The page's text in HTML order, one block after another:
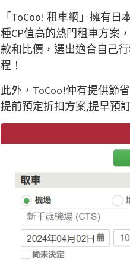
「ToCoo! 租車網」擁有日
種CP值高的熱門租車方案
款和比價，選出適合自己
程！
此外， ToCoo!仲有提供節
提前預定折扣方案,提早預